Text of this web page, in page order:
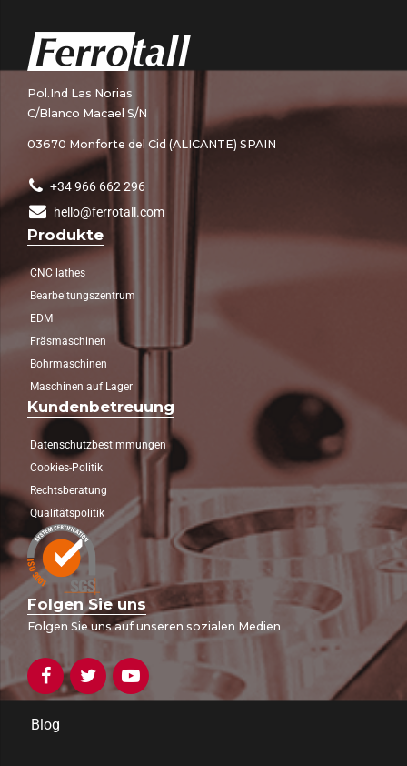
Pol.Ind Las Norias
C/Blanco Macael S/N
03670 Monforte del Cid (ALICANTE) SPAIN
+34 966 662 296
hello@ferrotall.com
Produkte
CNC lathes
Bearbeitungszentrum
EDM
Fräsmaschinen
Bohrmaschinen
Maschinen auf Lager
Kundenbetreuung
Datenschutzbestimmungen
Cookies-Politik
Rechtsberatung
Qualitätspolitik
Folgen Sie uns
Folgen Sie uns auf unseren sozialen Medien
Blog